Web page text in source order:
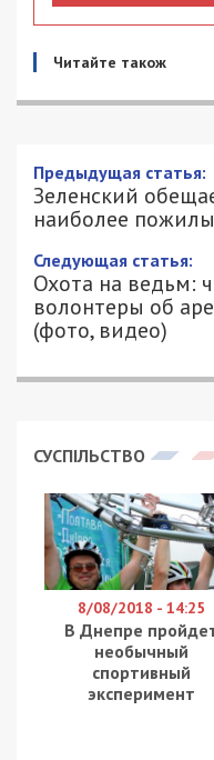
Читайте також
Предыдущая статья:
Зеленский
наиболее
Следующая статья:
Охота на ведьм:
волонтеры об
(фото, видео)
СУСПІЛЬСТВО
8/08/2018 - 14:25
В Днепре
необычный
спортивный
эксперимент